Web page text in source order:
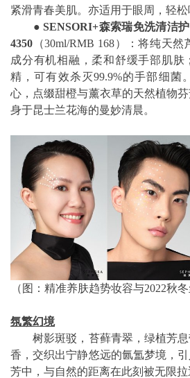
紧滑青春美肌。亦适用于眼周，轻松
●SENSORI+森索瑞免洗清洁
4350 （30ml/RMB 168）：将纯天
成分有机相融，柔和舒缓手部肌肤
精，可有效杀灭99.9%的手部细菌
心，点缀甜橙与薰衣草的天然植物
身于昆士兰花海的曼妙清晨。
（图：精准养肤趋势妆容与2022秋
氛繁幻境
树影斑驳，苔藓青翠，绿植芳息
香，交织出宁静悠远的氤氲梦境，
芳中，与自然的距离在此刻被无限拉